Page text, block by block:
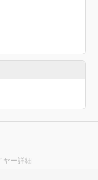
ヤー詳細